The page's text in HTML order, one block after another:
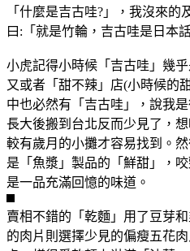
「什麼是吉古哇?」，我沒來
曰:「就是竹輪，吉古哇是日本
小虎記得小時候「吉古哇」幾
又或者「甜不辣」店(小時候的
中也必然有「吉古哇」，說我
長大後搬到台北反而少見了，
較有歲月的小攤才容易找到。
是「魚漿」製品的「鮮甜」，
是一品充滿回憶的味道。
賣相不錯的「乾麵」用了豆芽
的肉片則選擇少見的偏瘦五花